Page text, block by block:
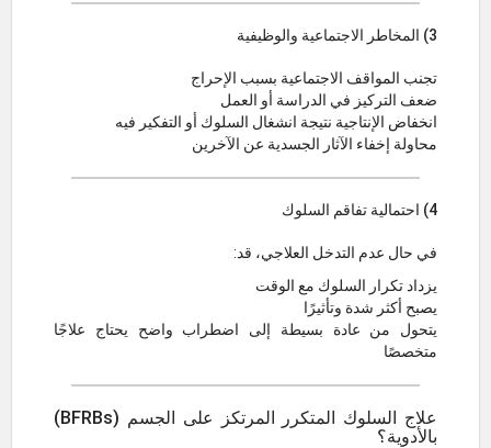
3) المخاطر الاجتماعية والوظيفية
تجنب المواقف الاجتماعية بسبب الإحراج
ضعف التركيز في الدراسة أو العمل
انخفاض الإنتاجية نتيجة انشغال السلوك أو التفكير فيه
محاولة إخفاء الآثار الجسدية عن الآخرين
4) احتمالية تفاقم السلوك
في حال عدم التدخل العلاجي، قد:
يزداد تكرار السلوك مع الوقت
يصبح أكثر شدة وتأثيرًا
يتحول من عادة بسيطة إلى اضطراب واضح يحتاج علاجًا
متخصصًا
علاج السلوك المتكرر المرتكز على الجسم (BFRBs)
بالأدوية؟